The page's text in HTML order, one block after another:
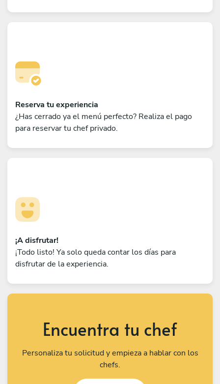
Reserva tu experiencia
¿Has cerrado ya el menú perfecto? Realiza el pago
para reservar tu chef privado.
¡A disfrutar!
¡Todo listo! Ya solo queda contar los días para
disfrutar de la experiencia.
Encuentra tu chef
Personaliza tu solicitud y empieza a hablar con los
chefs.